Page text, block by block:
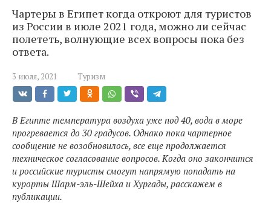
Чартеры в Египет когда откроют для туристов
из России в июле 2021 года, можно ли сейчас
полететь, волнующие всех вопросы пока без
ответа.
3 июля, 2021 Туризм
В Египте температура воздуха уже под 40, вода в море
прогревается до 30 градусов. Однако пока чартерное
сообщение не возобновилось, все еще продолжается
техническое согласование вопросов. Когда оно закончится
и российские туристы смогут напрямую попадать на
курорты Шарм-эль-Шейха и Хургады, расскажем в
публикации.